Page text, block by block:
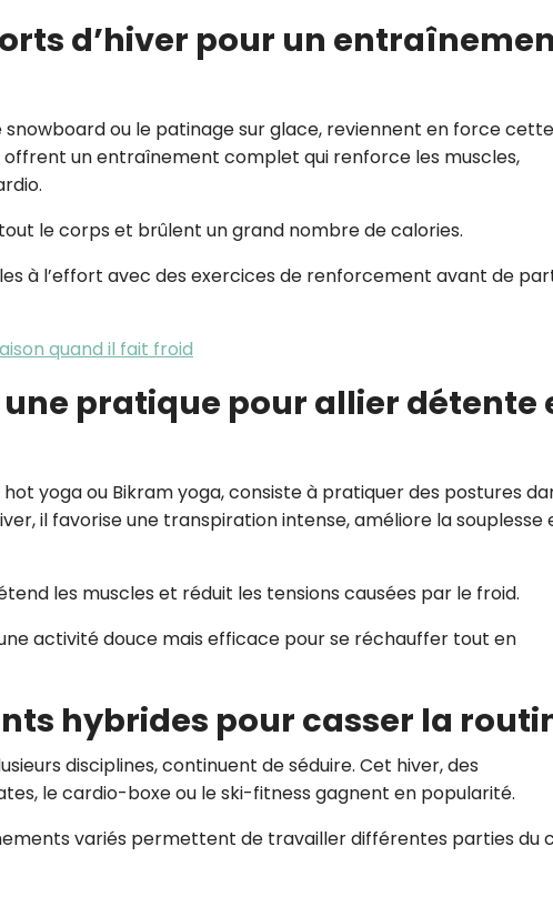
d’hiver pour un
snowboard ou le patinage sur glace, reviennent en force cette
offrent un entraînement complet qui renforce les muscles,
le corps et brûlent un grand nombre de calories.
à l’effort avec des exercices de renforcement avant de
quand il fait froid
une pratique pour allier détente
yoga ou Bikram yoga, consiste à pratiquer des postures
il favorise une transpiration intense, améliore la souplesse
les muscles et réduit les tensions causées par le froid.
activité douce mais efficace pour se réchauffer tout en
hybrides pour casser la
disciplines, continuent de séduire. Cet hiver, des
le cardio-boxe ou le ski-fitness gagnent en popularité.
variés permettent de travailler différentes parties du